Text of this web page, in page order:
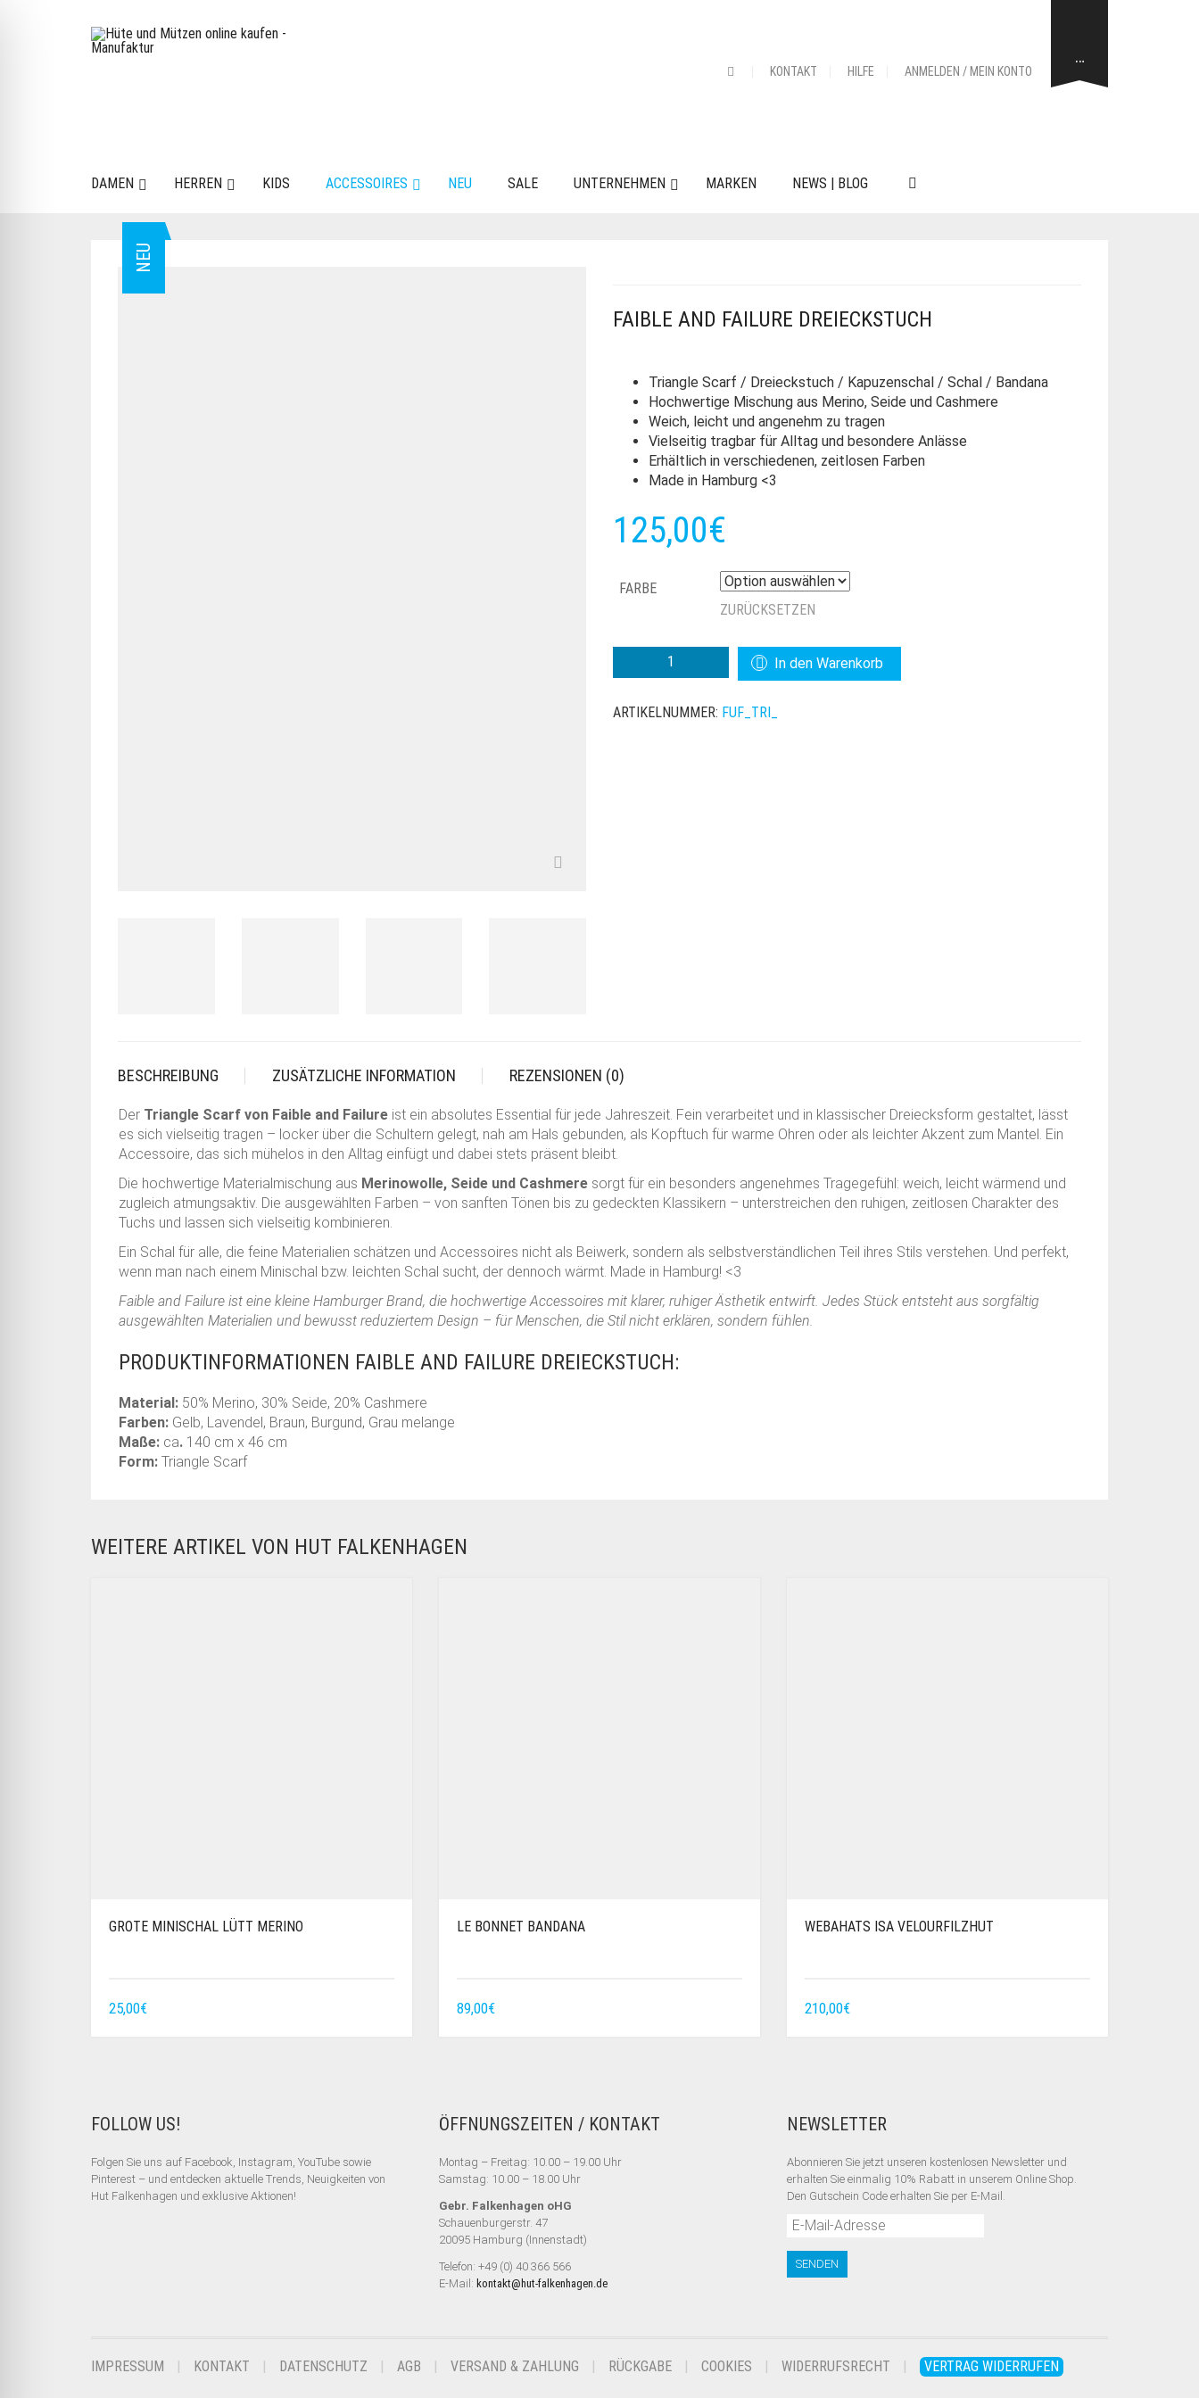
KONTAKT HILFE ANMELDEN / MEIN KONTO
…
DAMEN HERREN KIDS ACCESSOIRES NEU SALE UNTERNEHMEN MARKEN NEWS | BLOG
NEU
FAIBLE AND FAILURE DREIECKSTUCH
Triangle Scarf / Dreieckstuch / Kapuzenschal / Schal / Bandana
Hochwertige Mischung aus Merino, Seide und Cashmere
Weich, leicht und angenehm zu tragen
Vielseitig tragbar für Alltag und besondere Anlässe
Erhältlich in verschiedenen, zeitlosen Farben
Made in Hamburg <3
125,00€
FARBE
ZURÜCKSETZEN
AND
DREIECKSTUCH
In den Warenkorb
ARTIKELNUMMER: FUF_TRI_
BESCHREIBUNG ZUSÄTZLICHE INFORMATION REZENSIONEN (0)
Der Triangle Scarf von Faible and Failure ist ein absolutes Essential für jede Jahreszeit. Fein verarbeitet und in klassischer Dreiecksform gestaltet, lässt
es sich vielseitig tragen – locker über die Schultern gelegt, nah am Hals gebunden, als Kopftuch für warme Ohren oder als leichter Akzent zum Mantel. Ein
Accessoire, das sich mühelos in den Alltag einfügt und dabei stets präsent bleibt.
Die hochwertige Materialmischung aus Merinowolle, Seide und Cashmere sorgt für ein besonders angenehmes Tragegefühl: weich, leicht wärmend und
zugleich atmungsaktiv. Die ausgewählten Farben – von sanften Tönen bis zu gedeckten Klassikern – unterstreichen den ruhigen, zeitlosen Charakter des
Tuchs und lassen sich vielseitig kombinieren.
Ein Schal für alle, die feine Materialien schätzen und Accessoires nicht als Beiwerk, sondern als selbstverständlichen Teil ihres Stils verstehen. Und perfekt,
wenn man nach einem Minischal bzw. leichten Schal sucht, der dennoch wärmt. Made in Hamburg! <3
Faible and Failure ist eine kleine Hamburger Brand, die hochwertige Accessoires mit klarer, ruhiger Ästhetik entwirft. Jedes Stück entsteht aus sorgfältig
ausgewählten Materialien und bewusst reduziertem Design – für Menschen, die Stil nicht erklären, sondern fühlen.
PRODUKTINFORMATIONEN FAIBLE AND FAILURE DREIECKSTUCH:
Material: 50% Merino, 30% Seide, 20% Cashmere
Farben: Gelb, Lavendel, Braun, Burgund, Grau melange
Maße: ca. 140 cm x 46 cm
Form: Triangle Scarf
WEITERE ARTIKEL VON HUT FALKENHAGEN
GROTE MINISCHAL LÜTT MERINO
25,00€
LE BONNET BANDANA
89,00€
WEBAHATS ISA VELOURFILZHUT
210,00€
FOLLOW US!
Folgen Sie uns auf Facebook, Instagram, YouTube sowie
Pinterest – und entdecken aktuelle Trends, Neuigkeiten von
Hut Falkenhagen und exklusive Aktionen!
ÖFFNUNGSZEITEN / KONTAKT
Montag – Freitag: 10.00 – 19.00 Uhr
Samstag: 10.00 – 18.00 Uhr
Gebr. Falkenhagen oHG
Schauenburgerstr. 47
20095 Hamburg (Innenstadt)
Telefon: +49 (0) 40 366 566
E-Mail: kontakt@hut-falkenhagen.de
NEWSLETTER
Abonnieren Sie jetzt unseren kostenlosen Newsletter und
erhalten Sie einmalig 10% Rabatt in unserem Online Shop.
Den Gutschein Code erhalten Sie per E-Mail.
IMPRESSUM KONTAKT DATENSCHUTZ AGB VERSAND & ZAHLUNG RÜCKGABE COOKIES WIDERRUFSRECHT VERTRAG WIDERRUFEN